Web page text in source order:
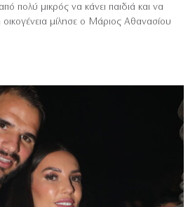
πολύ μικρός να κάνει παιδιά και να
μίλησε ο Μάριος Αθανασίου